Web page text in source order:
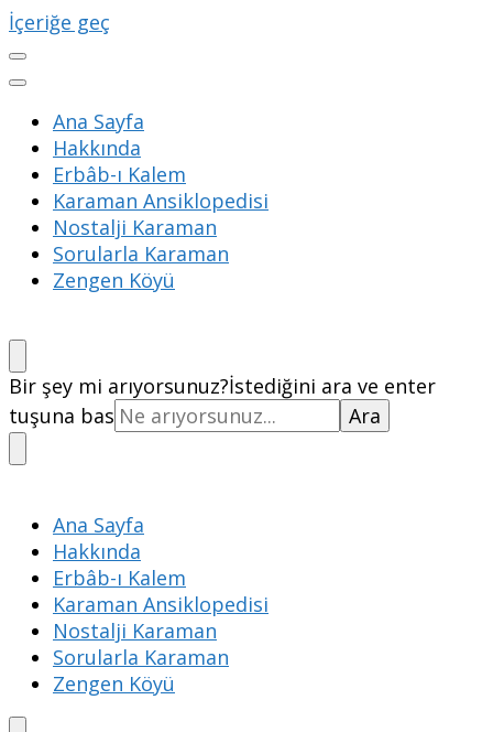
İçeriğe geç
Ana Sayfa
Hakkında
Erbâb-ı Kalem
Karaman Ansiklopedisi
Nostalji Karaman
Sorularla Karaman
Zengen Köyü
Bir şey mi arıyorsunuz?İstediğini ara ve enter
tuşuna bas
Ana Sayfa
Hakkında
Erbâb-ı Kalem
Karaman Ansiklopedisi
Nostalji Karaman
Sorularla Karaman
Zengen Köyü